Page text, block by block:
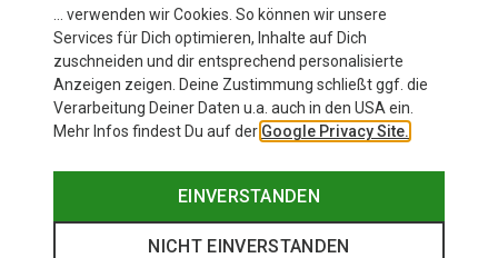
Damen Elan Safari Schuhe
109,40 €
Super.Natural
Herren Pim Hose
99,95 €
… verwenden wir Cookies. So können wir unsere
Services für Dich optimieren, Inhalte auf Dich
zuschneiden und dir entsprechend personalisierte
Anzeigen zeigen. Deine Zustimmung schließt ggf. die
Verarbeitung Deiner Daten u.a. auch in den USA ein.
Mehr Infos findest Du auf der Google Privacy Site.
EINVERSTANDEN
NICHT EINVERSTANDEN